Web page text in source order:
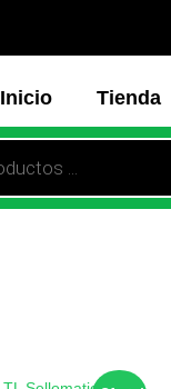
Inicio Tienda